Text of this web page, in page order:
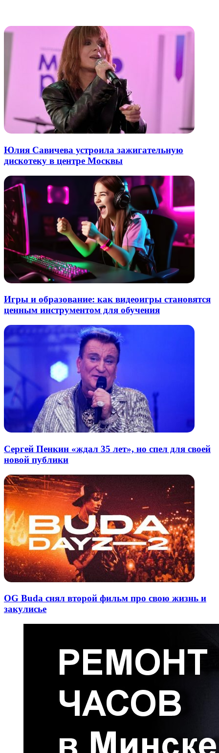
Юлия Савичева устроила зажигательную
дискотеку в центре Москвы
Игры и образование: как видеоигры становятся
ценным инструментом для обучения
Сергей Пенкин «ждал 35 лет», но спел для своей
новой публики
OG Buda снял второй фильм про свою жизнь и
закулисье